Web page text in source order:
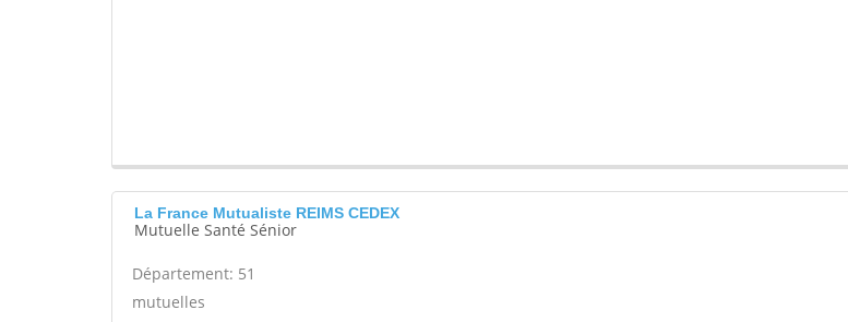
La France Mutualiste REIMS CEDEX
Mutuelle Santé Sénior
Département: 51
mutuelles